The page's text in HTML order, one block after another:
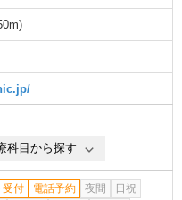
)
科目から探す
受付 電話予約 夜間
日祝